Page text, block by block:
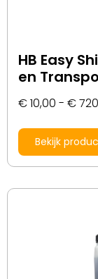
HB Easy
en
€10,00 - €
Bekijk